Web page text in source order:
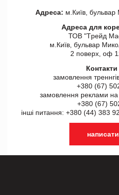
Адреса: м.Київ,
Адреса для
ТОВ "Tрейд
м.Київ, бульвар
2 поверх, оф
замовлення
+380 (67)
замовлення реклами на
+380 (67)
інші питання: +380 (44) 383